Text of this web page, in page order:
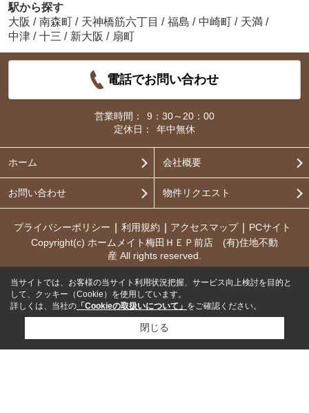
駅から探す
大阪 / 南森町 / 天神橋筋六丁目 / 福島 / 中崎町 / 天満 /
中津 / 十三 / 新大阪 / 扇町
電話でお問い合わせ
営業時間：
9：30～20：00
定休日：
年中無休
ホーム 会社概要
お問い合わせ 物件リクエスト
プライバシーポリシー 利用規約 アクセスマップ
PCサイト
Copyright(c) ホームメイト梅田ＨＥＰ前店 (有)住地不動
産 All rights reserved.
当サイトでは、お客様の当サイト利用状況把握、サービス向上検討を目的と
して、クッキー（Cookie）を使用しています。
詳しくは、当社の 「Cookieの取扱いについて」 をご確認ください。
閉じる